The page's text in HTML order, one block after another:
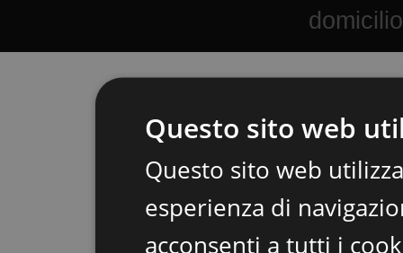
Questo sito web
Questo sito web
esperienza di
acconsenti a tutti i